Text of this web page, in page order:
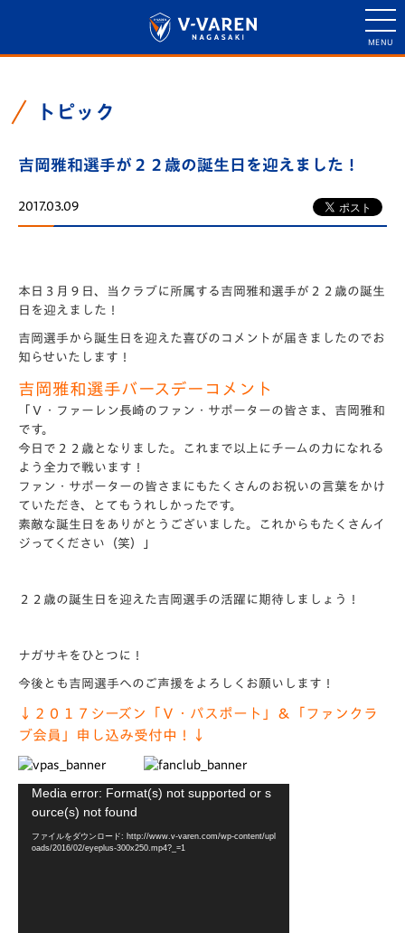
トピック
吉岡雅和選手が２２歳の誕生日を迎えました！
2017.03.09
本日３月９日、当クラブに所属する吉岡雅和選手が２２歳の誕生
日を迎えました！
吉岡選手から誕生日を迎えた喜びのコメントが届きましたのでお
知らせいたします！
吉岡雅和選手バースデーコメント
「Ｖ・ファーレン長崎のファン・サポーターの皆さま、吉岡雅和
です。
今日で２２歳となりました。これまで以上にチームの力になれる
よう全力で戦います！
ファン・サポーターの皆さまにもたくさんのお祝いの言葉をかけ
ていただき、とてもうれしかったです。
素敵な誕生日をありがとうございました。これからもたくさんイ
ジってください（笑）」
２２歳の誕生日を迎えた吉岡選手の活躍に期待しましょう！
ナガサキをひとつに！
今後とも吉岡選手へのご声援をよろしくお願いします！
↓２０１７シーズン「Ｖ・パスポート」＆「ファンクラ
ブ会員」申し込み受付中！↓
Media error: Format(s) not supported or s
ource(s) not found
ファイルをダウンロード: http://www.v-varen.com/wp-content/upl
oads/2016/02/eyeplus-300x250.mp4?_=1